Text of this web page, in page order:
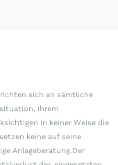
sich an sämtliche
ihrem
in keiner Weise die
keine auf seine
Anlageberatung.Der